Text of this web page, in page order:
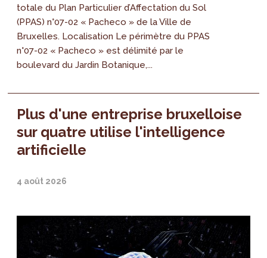
totale du Plan Particulier d’Affectation du Sol
(PPAS) n°07-02 « Pacheco » de la Ville de
Bruxelles. Localisation Le périmètre du PPAS
n°07-02 « Pacheco » est délimité par le
boulevard du Jardin Botanique,...
Plus d'une entreprise bruxelloise
sur quatre utilise l'intelligence
artificielle
4 août 2026